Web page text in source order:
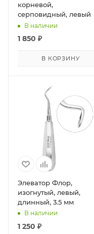
корневой,
серповидный, левый
В наличии
1 850 ₽
В КОРЗИНУ
Элеватор Флор,
изогнутый, левый,
длинный, 3.5 мм
В наличии
1 250 ₽